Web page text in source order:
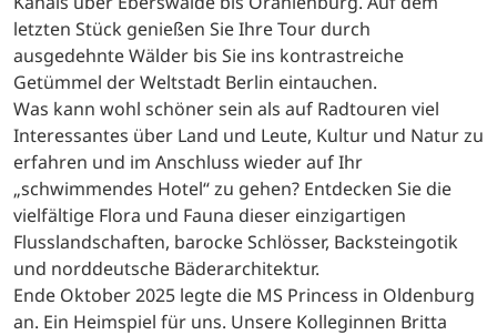
letzten Stück genießen Sie Ihre Tour durch
ausgedehnte Wälder bis Sie ins kontrastreiche
Getümmel der Weltstadt Berlin eintauchen.
Was kann wohl schöner sein als auf Radtouren viel
Interessantes über Land und Leute, Kultur und Natur zu
erfahren und im Anschluss wieder auf Ihr
„schwimmendes Hotel“ zu gehen? Entdecken Sie die
vielfältige Flora und Fauna dieser einzigartigen
Flusslandschaften, barocke Schlösser, Backsteingotik
und norddeutsche Bäderarchitektur.
Ende Oktober 2025 legte die MS Princess in Oldenburg
an. Ein Heimspiel für uns. Unsere Kolleginnen Britta